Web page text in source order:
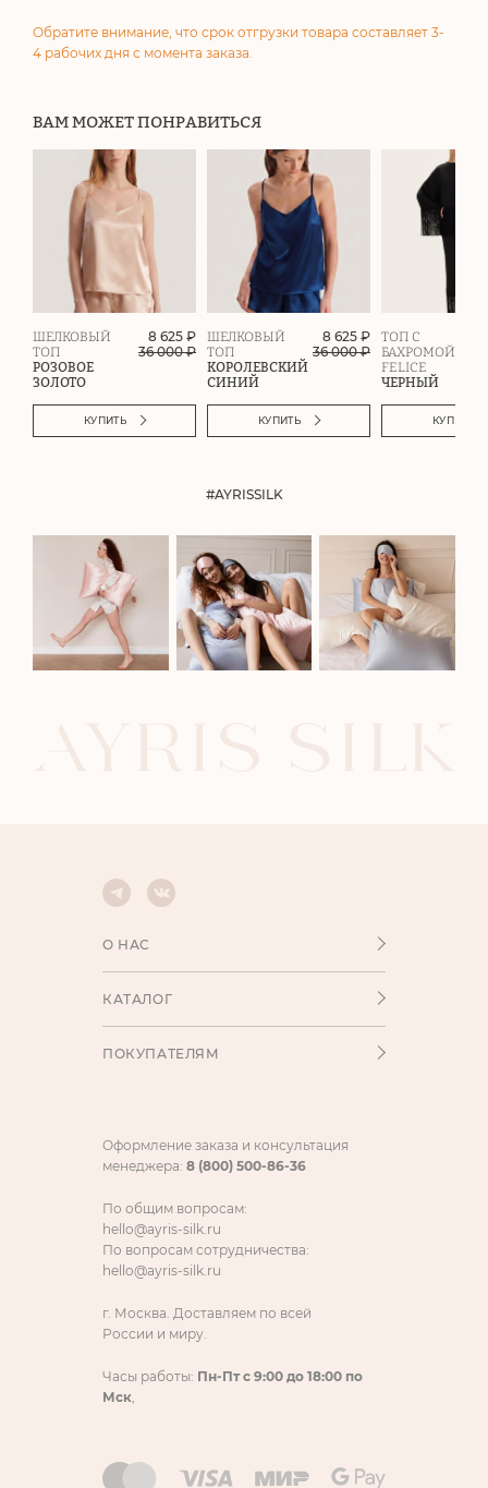
Обратите внимание, что срок отгрузки товара составляет 3-
4 рабочих дня с момента заказа.
ВАМ МОЖЕТ ПОНРАВИТЬСЯ
ШЕЛКОВЫЙ
ТОП
РОЗОВОЕ
ЗОЛОТО
8 625 ₽
36 000₽
КУПИТЬ
ШЕЛКОВЫЙ
ТОП
КОРОЛЕВСКИЙ
СИНИЙ
8 625 ₽
36 000₽
КУПИТЬ
ТОП С
БАХРОМОЙ
FELICE
ЧЕРНЫЙ
КУПИТЬ
#AYRISSILK
О НАС
КАТАЛОГ
ПОКУПАТЕЛЯМ
Оформление заказа и консультация
менеджера: 8 (800) 500-86-36
По общим вопросам:
hello@ayris-silk.ru
По вопросам сотрудничества:
hello@ayris-silk.ru
г. Москва. Доставляем по всей
России и миру.
Часы работы: Пн-Пт с 9:00 до 18:00 по
Мск